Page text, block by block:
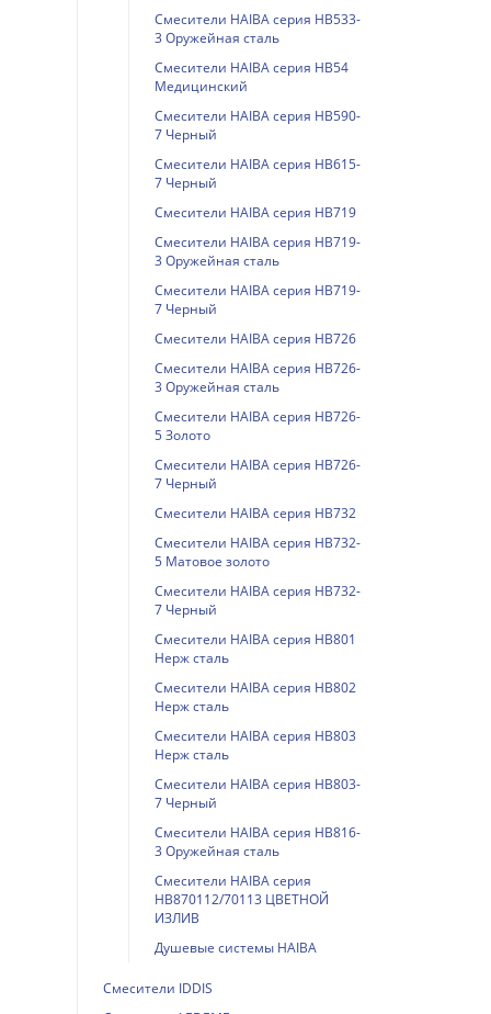
Смесители HAIBA серия HB533-
3 Оружейная сталь
Смесители HAIBA серия HB54
Медицинский
Смесители HAIBA серия HB590-
7 Черный
Смесители HAIBA серия HB615-
7 Черный
Смесители HAIBA серия HB719
Смесители HAIBA серия HB719-
3 Оружейная сталь
Смесители HAIBA серия HB719-
7 Черный
Смесители HAIBA серия HB726
Смесители HAIBA серия HB726-
3 Оружейная сталь
Смесители HAIBA серия HB726-
5 Золото
Смесители HAIBA серия HB726-
7 Черный
Смесители HAIBA серия HB732
Смесители HAIBA серия HB732-
5 Матовое золото
Смесители HAIBA серия HB732-
7 Черный
Смесители HAIBA серия HB801
Нерж сталь
Смесители HAIBA серия HB802
Нерж сталь
Смесители HAIBA серия HB803
Нерж сталь
Смесители HAIBA серия HB803-
7 Черный
Смесители HAIBA серия HB816-
3 Оружейная сталь
Смесители HAIBA серия
HB870112/70113 ЦВЕТНОЙ
ИЗЛИВ
Душевые системы HAIBA
Смесители IDDIS